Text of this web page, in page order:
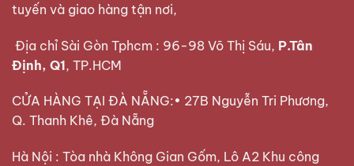
tuyến và giao hàng tận nơi,
Địa chỉ Sài Gòn Tphcm : 96-98 Võ Thị Sáu, P.Tân
Định, Q1, TP.HCM
CỬA HÀNG TẠI ĐÀ NẴNG:• 27B Nguyễn Tri Phương,
Q. Thanh Khê, Đà Nẵng
Hà Nội : Tòa nhà Không Gian Gốm, Lô A2 Khu công